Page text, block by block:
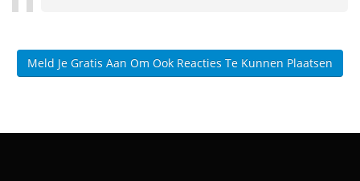
Meld Je Gratis Aan Om Ook Reacties Te Kunnen Plaatsen